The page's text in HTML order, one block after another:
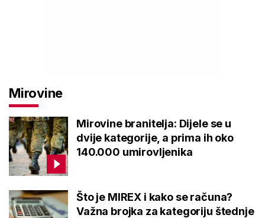
Mirovine
Mirovine branitelja: Dijele se u
dvije kategorije, a prima ih oko
140.000 umirovljenika
Što je MIREX i kako se računa?
Važna brojka za kategoriju štednje